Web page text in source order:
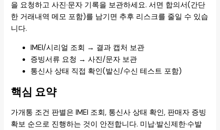
을 요청하고 사진·문자 기록을 보관하세요. 서면 합의서(간단
한 거래내역 메모 포함)를 남기면 추후 리스크를 줄일 수 있습
니다.
IMEI/시리얼 조회 → 결과 캡처 보관
증빙서류 요청 → 사진/문자 보관
통신사 상태 직접 확인(발신/수신 테스트 포함)
핵심 요약
가개통 조건 판별은 IMEI 조회, 통신사 상태 확인, 판매자 증빙
확보 순으로 진행하는 것이 안전합니다. 미납·발신제한·수발